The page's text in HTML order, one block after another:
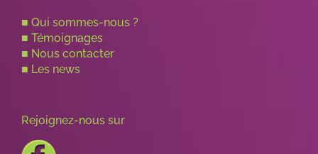
■ Qui sommes-nous ?
■ Témoignages
■ Nous contacter
■ Les news
Rejoignez-nous sur